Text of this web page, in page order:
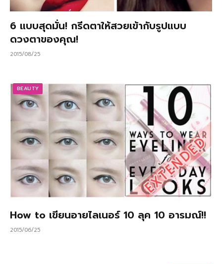
6 แบบสุดมั่น! กรีดตาให้สวยเข้ากับรูปแบบ
ดวงตาของคุณ!
2015/08/25
BEAUTY
How to เขียนอายไลเนอร์ 10 ลุค 10 อารมณ์!!
2015/06/25